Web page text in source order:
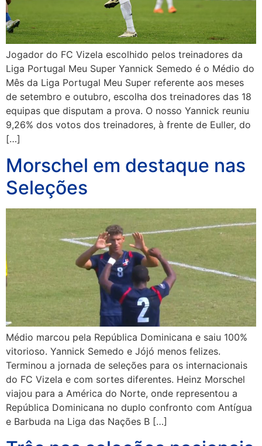
Jogador do FC Vizela escolhido pelos treinadores da
Liga Portugal Meu Super Yannick Semedo é o Médio do
Mês da Liga Portugal Meu Super referente aos meses
de setembro e outubro, escolha dos treinadores das 18
equipas que disputam a prova. O nosso Yannick reuniu
9,26% dos votos dos treinadores, à frente de Euller, do
[…]
Morschel em destaque nas
Seleções
Médio marcou pela República Dominicana e saiu 100%
vitorioso. Yannick Semedo e Jójó menos felizes.
Terminou a jornada de seleções para os internacionais
do FC Vizela e com sortes diferentes. Heinz Morschel
viajou para a América do Norte, onde representou a
República Dominicana no duplo confronto com Antígua
e Barbuda na Liga das Nações B […]